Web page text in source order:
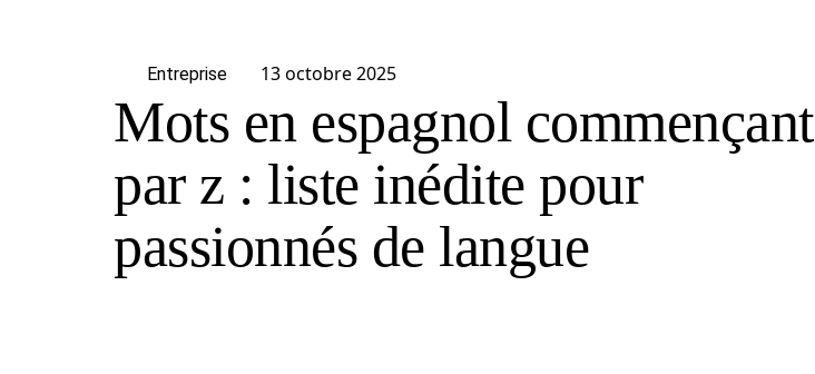
Entreprise 13 octobre 2025
Mots en espagnol commençant
par z : liste inédite pour
passionnés de langue